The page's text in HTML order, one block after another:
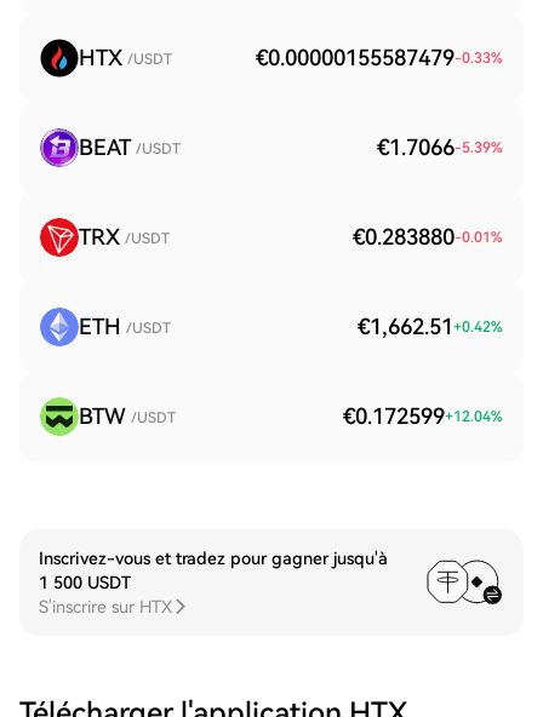
HTX /USDT €0.00000155587479-0.33%
BEAT /USDT €1.7066-5.39%
TRX /USDT €0.283880-0.01%
ETH /USDT €1,662.51 +0.42%
BTW /USDT €0.172599+12.04%
Inscrivez-vous et tradez pour gagner jusqu'à
1 500 USDT
S'inscrire sur HTX